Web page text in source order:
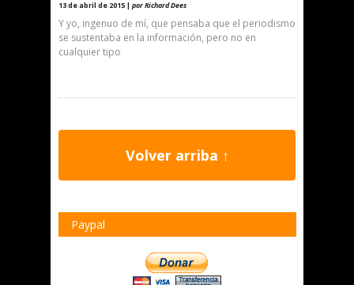
13 de abril de 2015 | por Richard Dees
Y yo, ingenuo de mí, que pensaba que el periodismo
se sustentaba en la información, pero no en
cualquier tipo
Volver arriba ↑
Paypal